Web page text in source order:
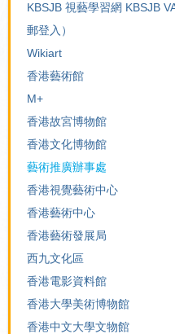
KBSJB 視藝學習網 KBSJB
郵登入）
Wikiart
香港藝術館
M+
香港故宮博物館
香港文化博物館
藝術推廣辦事處
香港視覺藝術中心
香港藝術中心
香港藝術發展局
西九文化區
香港電影資料館
香港大學美術博物館
香港中文大學文物館